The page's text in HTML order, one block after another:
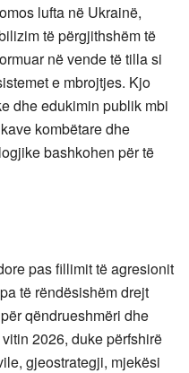
lufta në Ukrainë,
të përgjithshëm të
në vende të tilla si
e mbrojtjes. Kjo
dhe edukimin publik mbi
kombëtare dhe
bashkohen për të
pas fillimit të agresionit
të rëndësishëm drejt
qëndrueshmëri dhe
2026, duke përfshirë
gjeostrategji, mjekësi